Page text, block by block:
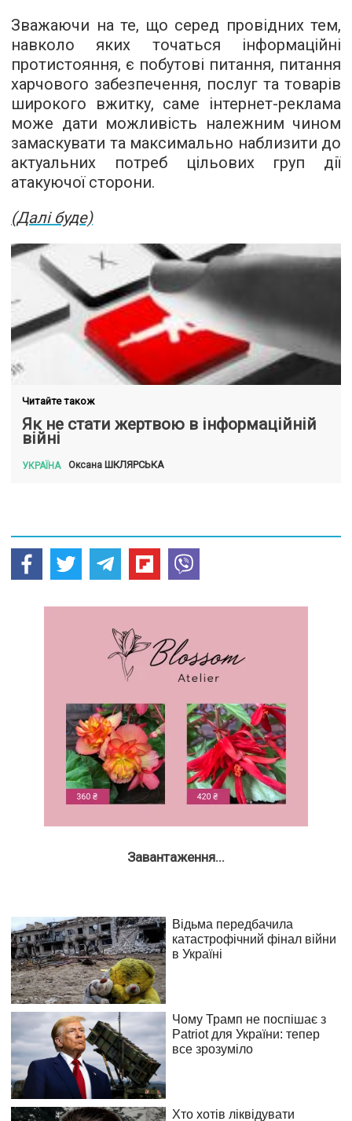
Зважаючи на те, що серед провідних тем,
навколо яких точаться інформаційні
протистояння, є побутові питання, питання
харчового забезпечення, послуг та товарів
широкого вжитку, саме інтернет-реклама
може дати можливість належним чином
замаскувати та максимально наблизити до
актуальних потреб цільових груп дії
атакуючої сторони.
(Далі буде)
Читайте також
Як не стати жертвою в інформаційній
війні
УКРАЇНА Оксана ШКЛЯРСЬКА
Завантаження...